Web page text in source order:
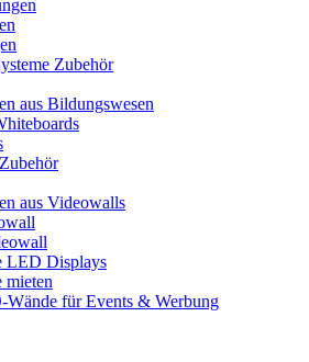
Zubehör
aus Bildungswesen
aus Videowalls
LED Displays
für Events & Werbung